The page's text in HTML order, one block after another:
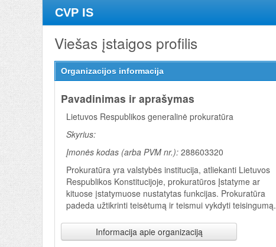
CVP IS
Viešas įstaigos profilis
Organizacijos informacija
Pavadinimas ir aprašymas
Lietuvos Respublikos generalinė prokuratūra
Skyrius:
Įmonės kodas (arba PVM nr.):288603320
Prokuratūra yra valstybės institucija, atliekanti Lietuvos
Respublikos Konstitucijoje, prokuratūros Įstatyme ar
kituose įstatymuose nustatytas funkcijas. Prokuratūra
padeda užtikrinti teisėtumą ir teismui vykdyti teisingumą.
Informacija apie organizaciją